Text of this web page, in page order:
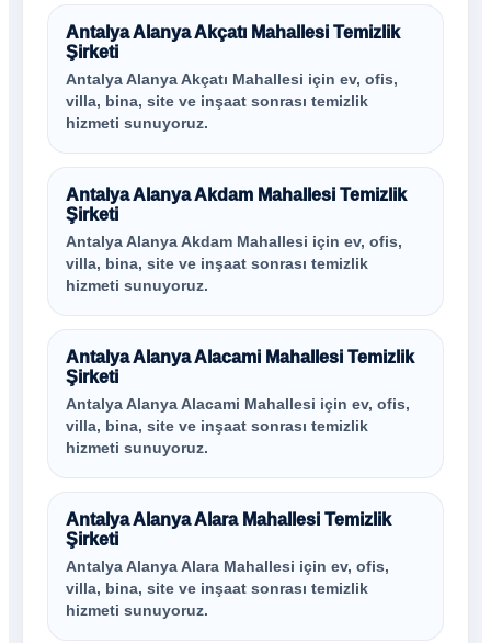
Antalya Alanya Akçatı Mahallesi Temizlik
Şirketi
Antalya Alanya Akçatı Mahallesi için ev, ofis,
villa, bina, site ve inşaat sonrası temizlik
hizmeti sunuyoruz.
Antalya Alanya Akdam Mahallesi Temizlik
Şirketi
Antalya Alanya Akdam Mahallesi için ev, ofis,
villa, bina, site ve inşaat sonrası temizlik
hizmeti sunuyoruz.
Antalya Alanya Alacami Mahallesi Temizlik
Şirketi
Antalya Alanya Alacami Mahallesi için ev, ofis,
villa, bina, site ve inşaat sonrası temizlik
hizmeti sunuyoruz.
Antalya Alanya Alara Mahallesi Temizlik
Şirketi
Antalya Alanya Alara Mahallesi için ev, ofis,
villa, bina, site ve inşaat sonrası temizlik
hizmeti sunuyoruz.